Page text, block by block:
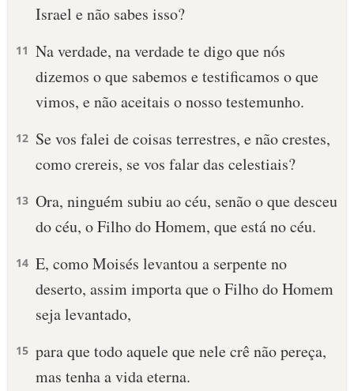
Israel e não sabes isso?
11 Na verdade, na verdade te digo que nós
dizemos o que sabemos e testificamos o que
vimos, e não aceitais o nosso testemunho.
12 Se vos falei de coisas terrestres, e não crestes,
como crereis, se vos falar das celestiais?
13 Ora, ninguém subiu ao céu, senão o que desceu
do céu, o Filho do Homem, que está no céu.
14 E, como Moisés levantou a serpente no
deserto, assim importa que o Filho do Homem
seja levantado,
15 para que todo aquele que nele crê não pereça,
mas tenha a vida eterna.